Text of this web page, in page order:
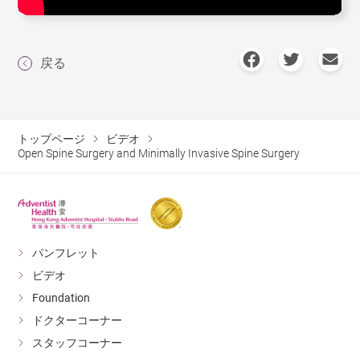
戻る
トップページ
ビデオ
Open Spine Surgery and Minimally Invasive Spine Surgery
パンフレット
ビデオ
Foundation
ドクターコーナー
スタッフコーナー